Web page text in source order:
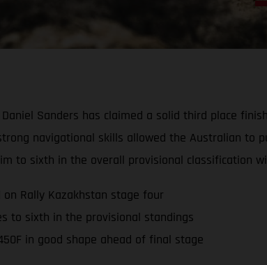
Daniel Sanders has claimed a solid third place
navigational skills allowed the Australian
to sixth in the overall provisional classification
on Rally Kazakhstan stage four
to sixth in the provisional standings
in good shape ahead of final stage